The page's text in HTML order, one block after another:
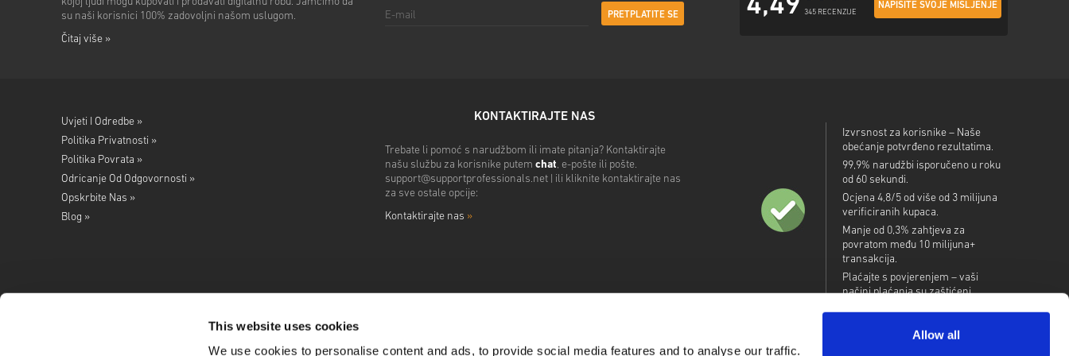
This website uses cookies
We use cookies to personalise content and ads, to provide social media features and to analyse our traffic.
Allow all
su naši korisnici 100% zadovoljni našom uslugom.
Čitaj više »
PRETPLATITE SE 4,49 345 RECENZIJE
NAPIŠITE SVOJE MIŠLJENJE
Uvjeti I Odredbe »
Politika Privatnosti »
Politika Povrata »
Odricanje Od Odgovornosti »
Opskrbite Nas »
Blog »
KONTAKTIRAJTE NAS
Trebate li pomoć s narudžbom ili imate pitanja? Kontaktirajte
našu službu za korisnike putem chat, e-pošte ili pošte.
support@supportprofessionals.net| ili kliknite kontaktirajte nas
za sve ostale opcije:
Kontaktirajte nas »
Izvrsnost za korisnike – Naše
obećanje potvrđeno rezultatima.
99,9% narudžbi isporučeno u roku
od 60 sekundi.
Ocjena 4,8/5 od više od 3 milijuna
verificiranih kupaca.
Manje od 0,3% zahtjeva za
povratom među 10 milijuna+
transakcija.
Plaćajte s povjerenjem – vaši
načini plaćanja su zaštićeni.